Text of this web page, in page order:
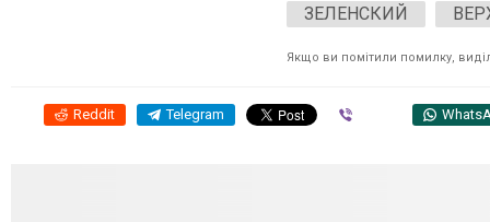
ЗЕЛЕНСКИЙ
Якщо ви помітили помилку,
Reddit Telegram